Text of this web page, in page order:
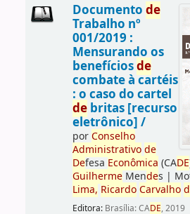
Documento de
Trabalho nº
001/2019 :
Mensurando os
benefíciosde
combate à cartéis
: o caso do cartel
debritas [recurso
eletrônico] /
porConselho
Administrativo de
Defesa Econômica (CADE
GuilhermeMendes |
Lima, Ricardo Carvalho
Editora: Brasília: CADE, 2019